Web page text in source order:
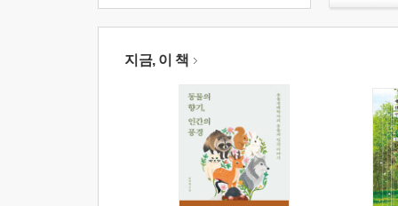
지금, 이 책